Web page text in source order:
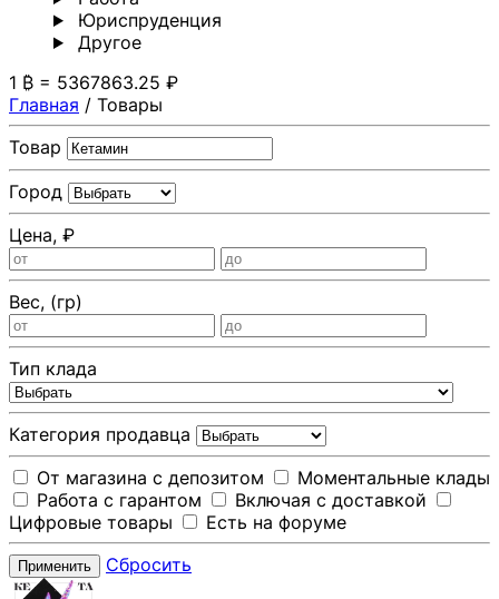
Юриспруденция
Другoе
1 ₿ = 5367863.25 ₽
Главная / Товары
Товар
Город
Цена, ₽
Вес, (гр)
Тип клада
Категория продавца
От магазина с депозитом
Моментальные клады
Работа с гарантом
Включая с доставкой
Цифровые товары
Есть на форуме
Применить Сбросить